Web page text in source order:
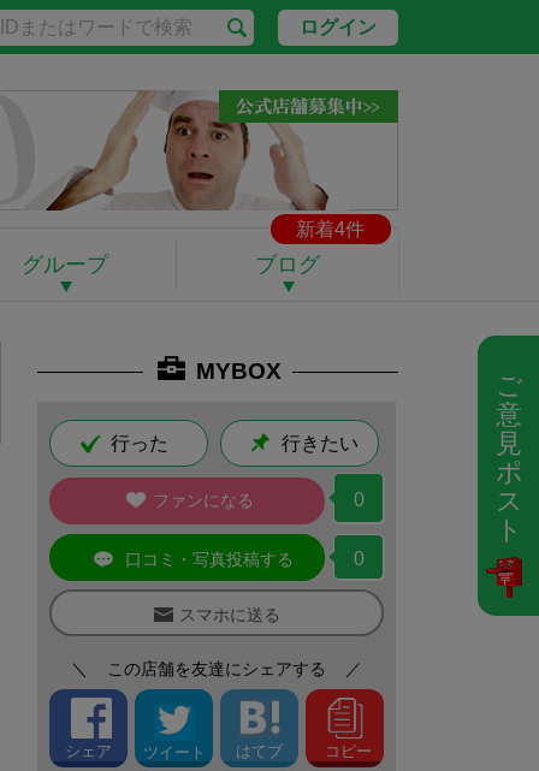
ご
意
見
ポ
ス
ト
ログイン
新着4件
グループ ブログ
MYBOX
行った 行きたい
ファンになる 0
口コミ・写真投稿する 0
スマホに送る
＼ この店舗を友達にシェアする ／
シェア ツイート はてブ コピー